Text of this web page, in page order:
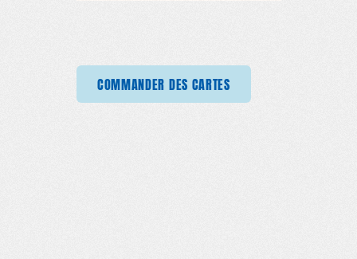
DES CARTES COMMANDER DES CARTES
COMMANDER DES CARTES